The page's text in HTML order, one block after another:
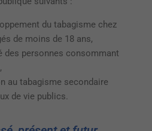
du tabagisme chez
de moins de 18 ans,
des personnes consommant
au tabagisme secondaire
de vie publics.